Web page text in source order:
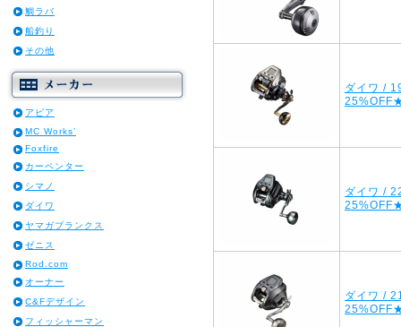
鯛ラバ
船釣り
その他
アピア
MC Works’
Foxfire
カーペンター
シマノ
ダイワ
ヤマガブランクス
ゼニス
Rod.com
オーナー
C&Fデザイン
フィッシャーマン
ダイワ /
ダイワ /
ダイワ /